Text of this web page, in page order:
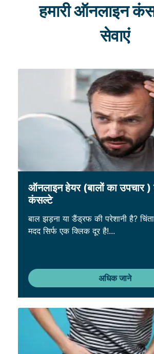
हमारी ऑनलाइन
सेवाएं
ऑनलाइन हेयर (बालों का उपचार )
कंसल्टे
बाल झड़ना या डैंड्रफ की परेशानी है?
मदद सिर्फ एक क्लिक दूर है!...
अधिक जाने